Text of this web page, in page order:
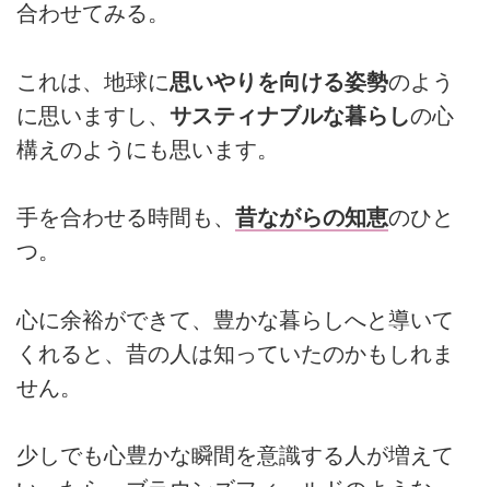
合わせてみる。
これは、地球に思いやりを向ける姿勢のよう
に思いますし、 サスティナブルな暮らしの心
構えのようにも思います。
手を合わせる時間も、 昔ながらの知恵のひと
つ。
心に余裕ができて、豊かな暮らしへと導いて
くれると、昔の人は知っていたのかもしれま
せん。
少しでも心豊かな瞬間を意識する人が増えて